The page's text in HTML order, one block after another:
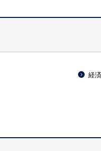
経